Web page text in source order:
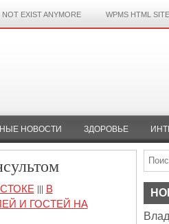
EXIST ANYMORE WPMS HTML
НОВОСТИ ЗДОРОВЬЕ
||| В
И ГОСТЕЙ НА